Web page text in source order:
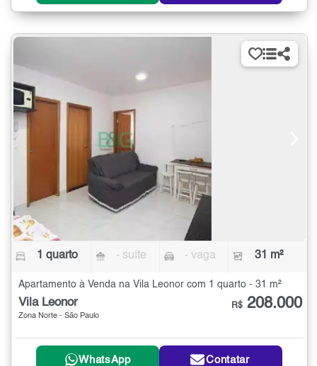
1 quarto - suíte - vaga 31 m²
Apartamento à Venda na Vila Leonor com 1 quarto - 31 m²
Vila Leonor
Zona Norte - São Paulo
R$ 208.000
WhatsApp Contatar